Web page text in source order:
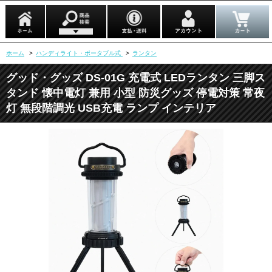
ホーム > ハンディライト・ポータブル式 > ランタン
グッド・グッズ DS-01G 充電式 LEDランタン 三脚ス
タンド 懐中電灯 兼用 小型 防災グッズ 停電対策 常夜
灯 無段階調光 USB充電 ランプ インテリア